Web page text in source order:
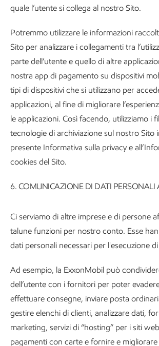
quale l’utente si collega al nostro Sito.
Potremmo utilizzare le informazioni
Sito per analizzare i collegamenti tra
parte dell’utente e quello di altre
nostra app di pagamento su dispositivi
tipi di dispositivi che si utilizzano per
applicazioni, al fine di migliorare
le applicazioni. Così facendo, utilizziamo i
tecnologie di archiviazione sul nostro Sito
presente Informativa sulla privacy e
cookies del Sito.
6. COMUNICAZIONE DI DATI PERSONALI
Ci serviamo di altre imprese e di persone
talune funzioni per nostro conto. Esse
dati personali necessari per l'esecuzione
Ad esempio, la ExxonMobil può
dell’utente con i fornitori per poter
effettuare consegne, inviare posta
gestire elenchi di clienti, analizzare dati,
marketing, servizi di “hosting” per i siti
pagamenti con carte e fornire e migliorare